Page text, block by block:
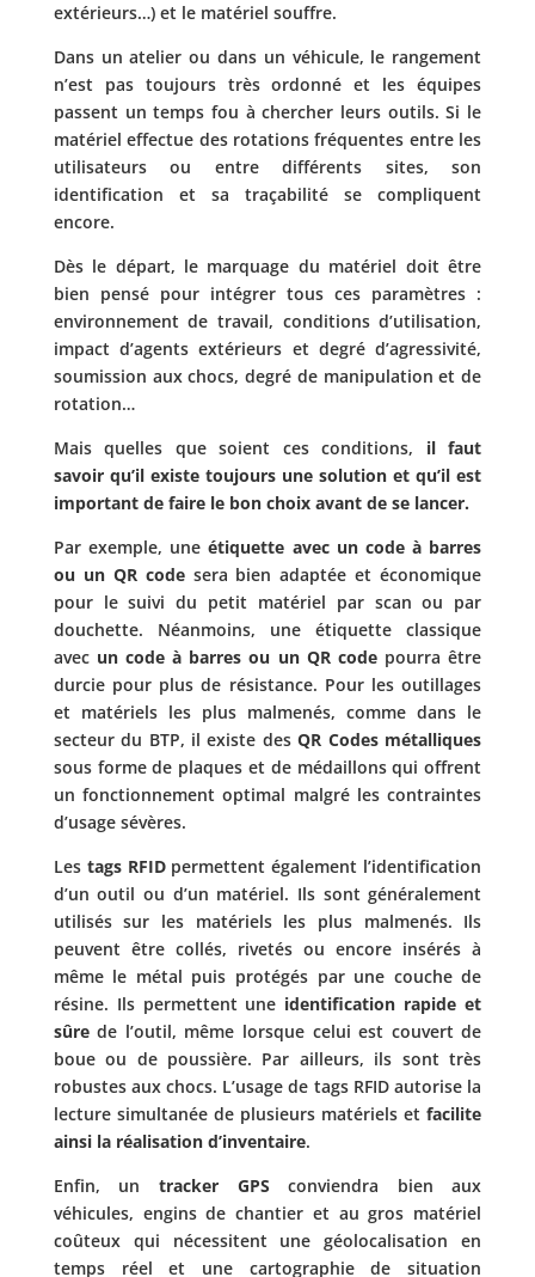
extérieurs…) et le matériel souffre.
Dans un atelier ou dans un véhicule, le rangement
n’est pas toujours très ordonné et les équipes
passent un temps fou à chercher leurs outils. Si le
matériel effectue des rotations fréquentes entre les
utilisateurs ou entre différents sites, son
identification et sa traçabilité se compliquent
encore.
Dès le départ, le marquage du matériel doit être
bien pensé pour intégrer tous ces paramètres :
environnement de travail, conditions d’utilisation,
impact d’agents extérieurs et degré d’agressivité,
soumission aux chocs, degré de manipulation et de
rotation…
Mais quelles que soient ces conditions, il faut
savoir qu’il existe toujours une solution et qu’il est
important de faire le bon choix avant de se lancer.
Par exemple, uneétiquette avec un code à barres
ou un QR codesera bien adaptée et économique
pour le suivi du petit matériel par scan ou par
douchette. Néanmoins, une étiquette classique
avec un code à barres ou un QR codepourra être
durcie pour plus de résistance. Pour les outillages
et matériels les plus malmenés, comme dans le
secteur du BTP, il existe desQR Codes métalliques
sous forme de plaques et de médaillons qui offrent
un fonctionnement optimal malgré les contraintes
d’usage sévères.
Les tags RFIDpermettent également l’identification
d’un outil ou d’un matériel. Ils sont généralement
utilisés sur les matériels les plus malmenés. Ils
peuvent être collés, rivetés ou encore insérés à
même le métal puis protégés par une couche de
résine. Ils permettent une identification rapide et
sûrede l’outil, même lorsque celui est couvert de
boue ou de poussière. Par ailleurs, ils sont très
robustes aux chocs. L’usage de tags RFID autorise la
lecture simultanée de plusieurs matériels etfacilite
ainsi la réalisation d’inventaire.
Enfin, un tracker GPS conviendra bien aux
véhicules, engins de chantier et au gros matériel
coûteux qui nécessitent une géolocalisation en
temps réel et une cartographie de situation